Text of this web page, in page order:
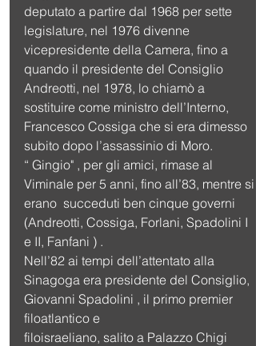
deputato a partire dal 1968 per sette
legislature, nel 1976 divenne
vicepresidente della Camera, fino a
quando il presidente del Consiglio
Andreotti, nel 1978, lo chiamò a
sostituire come ministro dell’Interno,
Francesco Cossiga che si era dimesso
subito dopo l’assassinio di Moro.
“ Gingio" , per gli amici, rimase al
Viminale per 5 anni, fino all’83, mentre si
erano  succeduti ben cinque governi
(Andreotti, Cossiga, Forlani, Spadolini I
e II, Fanfani ) .
Nell’82 ai tempi dell’attentato alla
Sinagoga era presidente del Consiglio,
Giovanni Spadolini , il primo premier
filoatlantico e
filoisraeliano, salito a Palazzo Chigi